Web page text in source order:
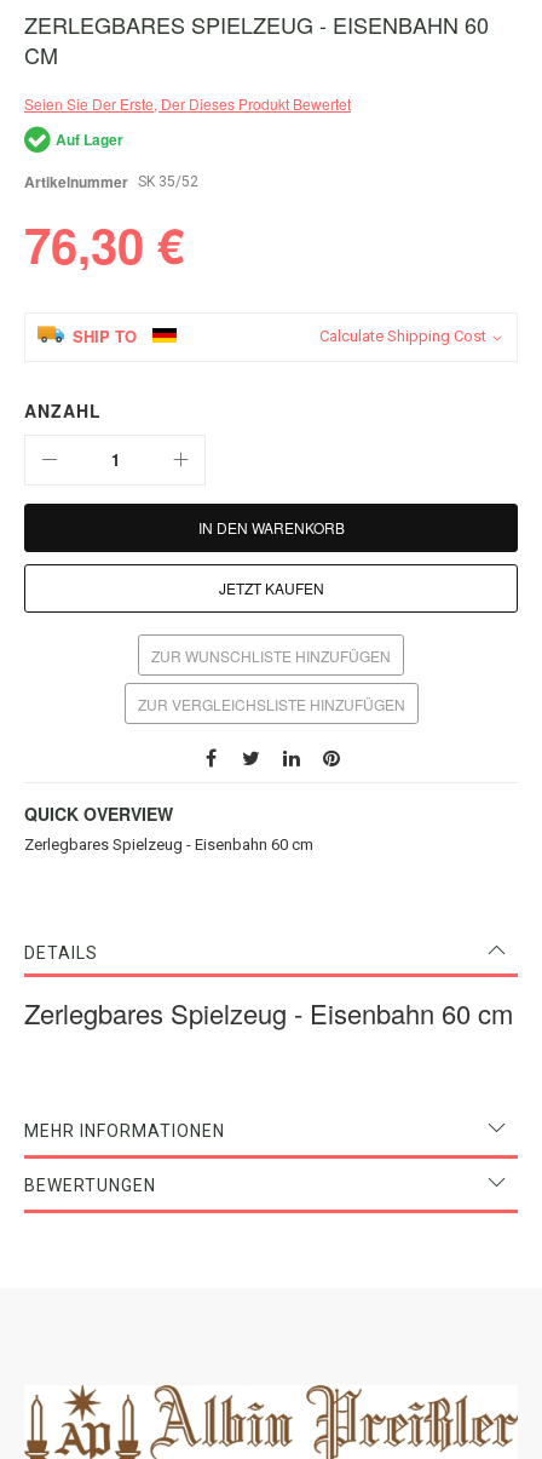
Zum
Anfang
der
springen
ZERLEGBARES SPIELZEUG - EISENBAHN 60
CM
Seien Sie Der Erste, Der Dieses Produkt Bewertet
Auf Lager
Artikelnummer SK 35/52
76,30 €
SHIP TO Calculate Shipping Cost
ANZAHL
IN DEN WARENKORB
JETZT KAUFEN
ZUR WUNSCHLISTE HINZUFÜGEN
ZUR VERGLEICHSLISTE HINZUFÜGEN
QUICK OVERVIEW
Zerlegbares Spielzeug - Eisenbahn 60 cm
DETAILS
Zerlegbares Spielzeug - Eisenbahn 60 cm
MEHR INFORMATIONEN
BEWERTUNGEN